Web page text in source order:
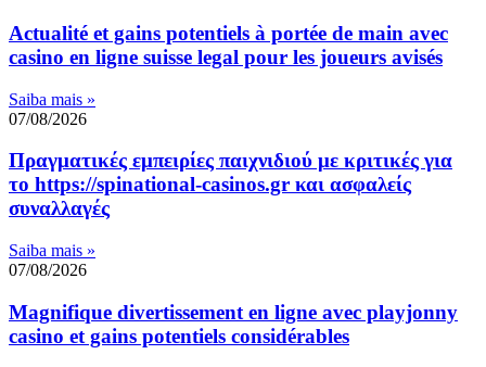
Actualité et gains potentiels à portée de main avec
casino en ligne suisse legal pour les joueurs avisés
Saiba mais »
07/08/2026
Πραγματικές εμπειρίες παιχνιδιού με κριτικές για
το https://spinational-casinos.gr και ασφαλείς
συναλλαγές
Saiba mais »
07/08/2026
Magnifique divertissement en ligne avec playjonny
casino et gains potentiels considérables